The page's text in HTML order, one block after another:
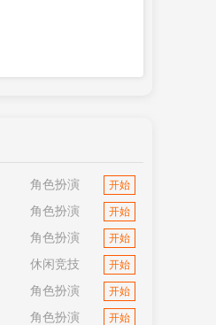
角色扮演 开始
角色扮演 开始
角色扮演 开始
休闲竞技 开始
角色扮演 开始
角色扮演 开始